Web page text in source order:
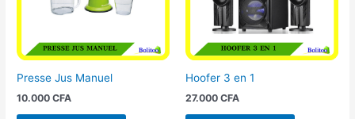
Presse Jus Manuel
10.000CFA
Hoofer 3 en 1
27.000 CFA